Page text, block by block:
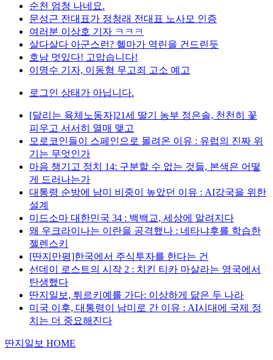
순천 엄청 나네요.
문성근 전대표가 정청래 전대표 노사모 인증
여러분 이상호 기자 ㅋㅋㅋ
살다살다 아군스런? 헬마가 역린을 건드린듯
호남 멋있다! 고맙습니다!
이명수 기자, 이동형 무고죄 고소 예고
로그인 상태가 아닙니다.
[달리는 육체노동자]21세 딸기 농부 정은솔, 천천히 꽃
피우고 서서히 열매 맺고
모로코인들이 스페인으로 몰려온 이유 : 유럽의 진짜 위
기는 무엇인가
마음 챙기고 정치 14: 구분할 수 없는 것들, 본색은 어떻
게 드러나는가
대통령 순방에 남미 비중이 높았던 이유 : AI강국을 위한
설계
미드소마 대한민국 34 : 백백교, 세상에 알려지다
왜 우크라이나는 이란을 공격했나 : 네타냐후를 학습한
젤렌스키
[딴지만평]한국에서 주식투자를 한다는 건
선데이 로스트의 시작 2 : 치킨 티카 마살라는 영국에서
탄생했다
딴지일보, 튀르키예를 가다: 이상하게 닮은 두 나라
미국 이후, 대통령이 남미로 간 이유 : AI시대에 국제 정
치는 더 중요해진다
딴지일보 HOME